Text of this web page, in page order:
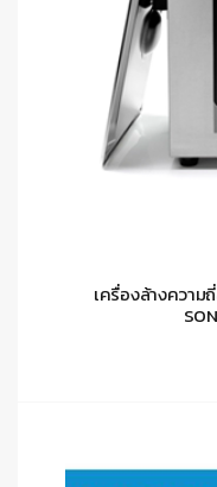
เครื่องล้างความ